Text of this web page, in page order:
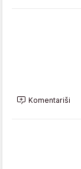
Komentariši